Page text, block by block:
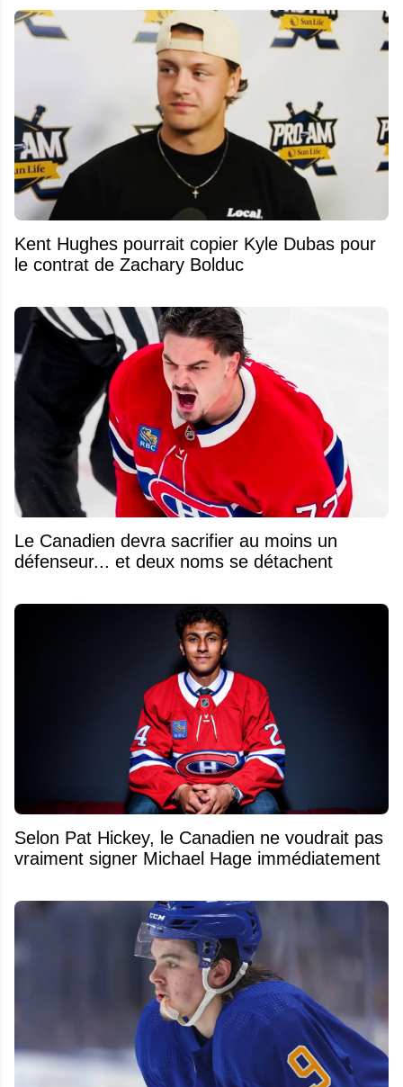
Kent Hughes pourrait copier Kyle Dubas pour
le contrat de Zachary Bolduc
Le Canadien devra sacrifier au moins un
défenseur... et deux noms se détachent
Selon Pat Hickey, le Canadien ne voudrait pas
vraiment signer Michael Hage immédiatement